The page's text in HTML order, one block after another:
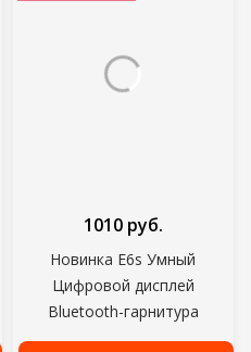
Новинка E6s Умный
Цифровой дисплей
Bluetooth-гарнитура
беспроводная Спортивная
1010 руб.